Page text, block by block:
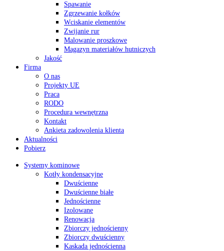
Spawanie
Zgrzewanie kołków
Wciskanie elementów
Zwijanie rur
Malowanie proszkowe
Magazyn materiałów hutniczych
Jakość
Firma
O nas
Projekty UE
Praca
RODO
Procedura wewnętrzna
Kontakt
Ankieta zadowolenia klienta
Aktualności
Pobierz
Systemy kominowe
Kotły kondensacyjne
Dwuścienne
Dwuścienne białe
Jednościenne
Izolowane
Renowacja
Zbiorczy jednościenny
Zbiorczy dwuścienny
Kaskada jednościenna